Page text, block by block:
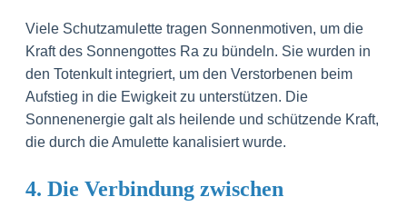
Viele Schutzamulette tragen Sonnenmotiven, um die
Kraft des Sonnengottes Ra zu bündeln. Sie wurden in
den Totenkult integriert, um den Verstorbenen beim
Aufstieg in die Ewigkeit zu unterstützen. Die
Sonnenenergie galt als heilende und schützende Kraft,
die durch die Amulette kanalisiert wurde.
4. Die Verbindung zwischen